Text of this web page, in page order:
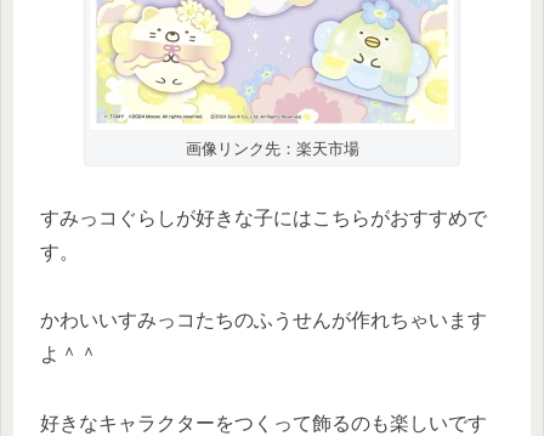
画像リンク先：楽天市場
すみっコぐらしが好きな子にはこちらがおすすめで
す。
かわいいすみっコたちのふうせんが作れちゃいます
よ＾＾
好きなキャラクターをつくって飾るのも楽しいです